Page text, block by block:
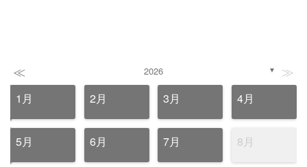
≪ 2026 ▼ ≫
1月 2月 3月 4月
5月 6月 7月 8月